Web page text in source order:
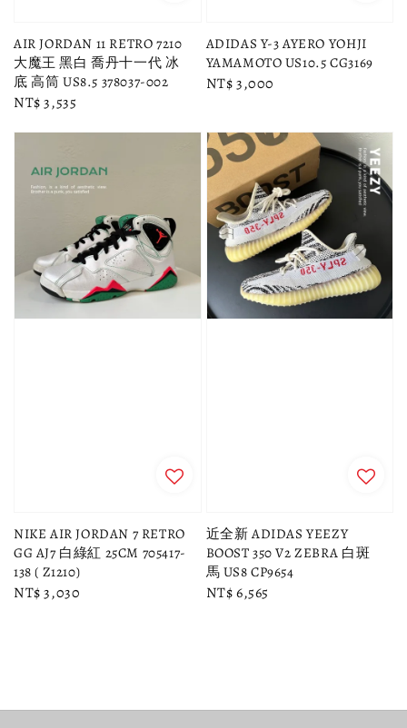
AIR JORDAN 11 RETRO 7210
大魔王 黑白 喬丹十一代 冰
底 高筒 US8.5 378037-002
Regular
NT$ 3,535
ADIDAS Y-3 AYERO YOHJI
YAMAMOTO US10.5 CG3169
Regular
NT$ 3,000
NIKE AIR JORDAN 7 RETRO
GG AJ7 白綠紅 25CM 705417-
138 ( Z1210)
Regular
NT$ 3,030
近全新 ADIDAS YEEZY
BOOST 350 V2 ZEBRA 白斑
馬 US8 CP9654
Regular
NT$ 6,565